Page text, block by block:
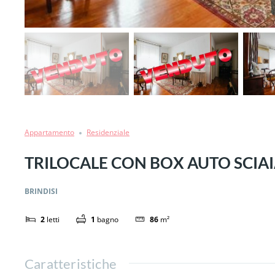
Appartamento Residenziale
TRILOCALE CON BOX AUTO
BRINDISI
2 letti 1 bagno 86 m²
Caratteristiche